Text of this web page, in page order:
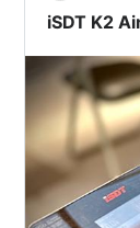
購入はこち
iSDT K2